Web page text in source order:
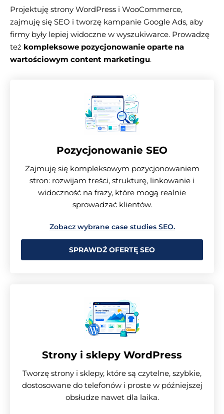
Projektuję strony WordPress i WooCommerce,
zajmuję się SEO i tworzę kampanie Google Ads, aby
firmy były lepiej widoczne w wyszukiwarce. Prowadzę
też kompleksowe pozycjonowanie oparte na
wartościowym content marketingu.
Pozycjonowanie SEO
Zajmuję się kompleksowym pozycjonowaniem
stron: rozwijam treści, strukturę, linkowanie i
widoczność na frazy, które mogą realnie
sprowadzać klientów.
Zobacz wybrane case studies SEO.
SPRAWDŹ OFERTĘ SEO
Strony i sklepy WordPress
Tworzę strony i sklepy, które są czytelne, szybkie,
dostosowane do telefonów i proste w późniejszej
obsłudze nawet dla laika.